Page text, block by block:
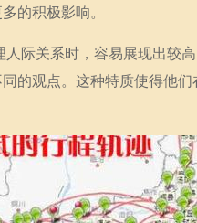
的积极影响。
际关系时，容易展现出较
的观点。这种特质使得他